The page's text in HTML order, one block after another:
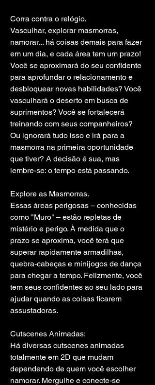
Corra contra o relógio.
Vasculhar, explorar masmorras,
namorar... há coisas demais para fazer
em um dia, e cada área tem um prazo!
Você se aproximará do seu confidente
para aprofundar o relacionamento e
desbloquear novas habilidades? Você
vasculhará o deserto em busca de
suprimentos? Você se fortalecerá
treinando com seus companheiros?
Ou ignorará tudo isso e irá para a
masmorra na primeira oportunidade
que tiver? A decisão é sua, mas
lembre-se: o tempo está passando.
Explore as Masmorras.
Essas áreas perigosas – conhecidas
como "Muro" – estão repletas de
mistério e perigo. À medida que o
prazo se aproxima, você terá que
superar rapidamente armadilhas,
quebra-cabeças e minijogos de dança
para chegar a tempo. Felizmente, você
tem seus confidentes ao seu lado para
ajudar quando as coisas ficarem
assustadoras.
Cutscenes Animadas:
Há diversas cutscenes animadas
totalmente em 2D que mudam
dependendo de quem você escolher
namorar. Mergulhe e conecte-se